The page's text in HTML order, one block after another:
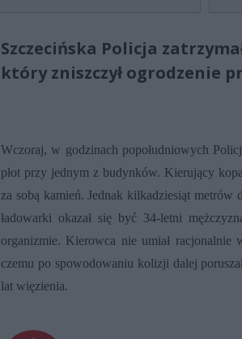
Szczecińska Policja
który zniszczył ogrodzenie
Wczoraj, w godzinach popołudniowych
płot przy jednym z budynków. Kierujący
za sobą kamień. Jednak kilkadziesiąt metrów
ładowarki okazał się być 34-letni
organizmie. Kierowca nie umiał racjonalnie
czemu po spowodowaniu kolizji dalej
lat więzienia.